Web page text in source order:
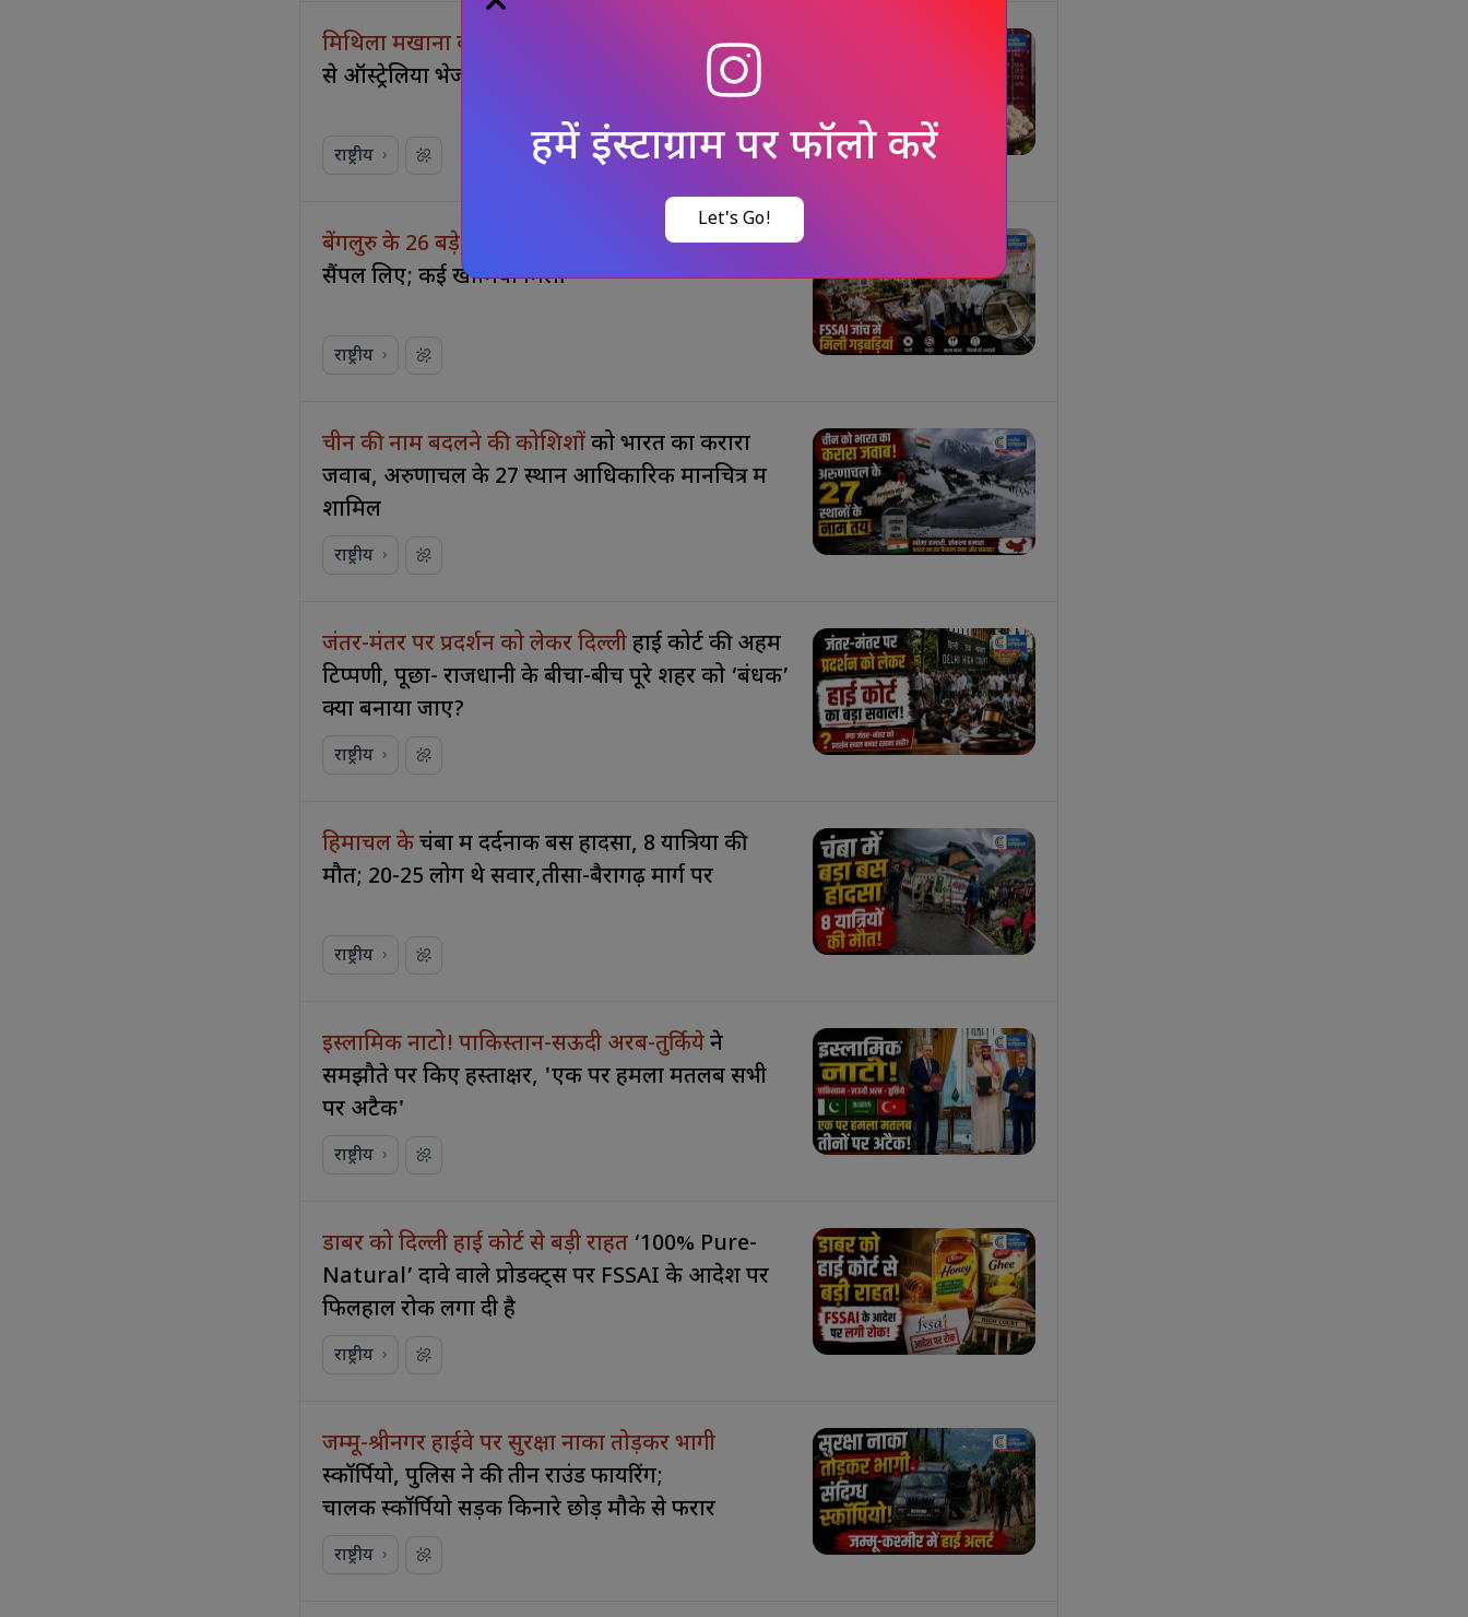
हमें इंस्टाग्राम पर फॉलो करें
Let's Go!
मिथिला मखाना की
वैश्विक उड़ान, पहली बार समुद्री रास्ते
से ऑस्ट्रेलिया भेजी गई 18 मीट्रिक टन की खेप
राष्ट्रीय
बेंगलुरु के 26 बड़े
होटलों पर FSSAI की जांच, खाने के
सैंपल लिए; कई खामियां मिलीं
राष्ट्रीय
चीन की नाम बदलने की कोशिशोंको भारत का करारा
जवाब, अरुणाचल के 27 स्थान आधिकारिक मानचित्र में
शामिल
राष्ट्रीय
जंतर-मंतर पर प्रदर्शन को लेकर दिल्लीहाई कोर्ट की अहम
टिप्पणी, पूछा- राजधानी के बीचों-बीच पूरे शहर को ‘बंधक’
क्यों बनाया जाए?
राष्ट्रीय
हिमाचल केचंबा में दर्दनाक बस हादसा, 8 यात्रियों की
मौत; 20-25 लोग थे सवार,तीसा-बैरागढ़ मार्ग पर
राष्ट्रीय
इस्लामिक नाटो! पाकिस्तान-सऊदी अरब-तुर्कियेने
समझौते पर किए हस्ताक्षर, 'एक पर हमला मतलब सभी
पर अटैक'
राष्ट्रीय
डाबर को दिल्ली हाई कोर्ट से बड़ी राहत ‘100% Pure-
Natural’ दावे वाले प्रोडक्ट्स पर FSSAI के आदेश पर
फिलहाल रोक लगा दी है
राष्ट्रीय
जम्मू-श्रीनगर हाईवे पर सुरक्षा नाका तोड़कर भागी
स्कॉर्पियो, पुलिस ने की तीन राउंड फायरिंग;
चालक स्कॉर्पियो सड़क किनारे छोड़ मौके से फरार
राष्ट्रीय